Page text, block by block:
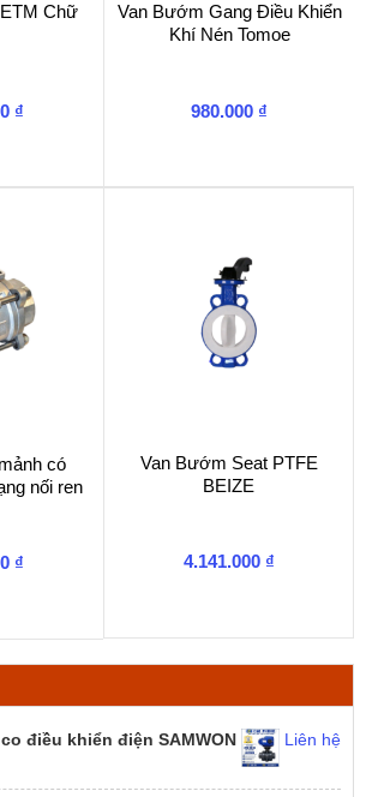
Chữ
₫
Van Bướm Gang Điều Khiển
Khí Nén Tomoe
980.000 ₫
có
nối ren
₫
Van Bướm Seat PTFE
BEIZE
4.141.000 ₫
điều khiển điện SAMWON Liên hệ